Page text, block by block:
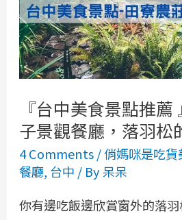
『台中美食景點推
子景觀餐廳，落羽松
4 Comments/俏媽咪是吃
餐廳, 台中 / By呆呆
你有邊吃飯邊欣賞窗外的落